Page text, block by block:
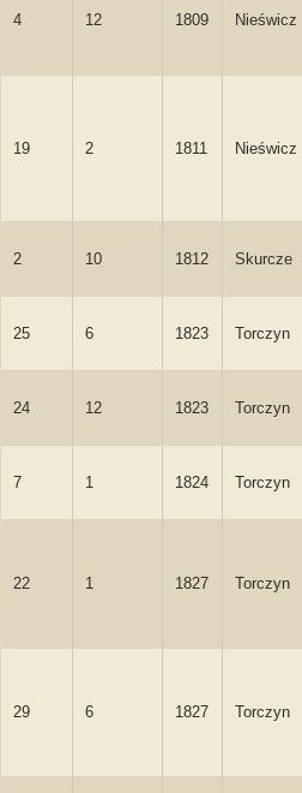
4 12 1809 Nieświcz
19 2 1811 Nieświcz
2 10 1812 Skurcze
25 6 1823 Torczyn
24 12 1823 Torczyn
7 1 1824 Torczyn
22 1 1827 Torczyn
29 6 1827 Torczyn